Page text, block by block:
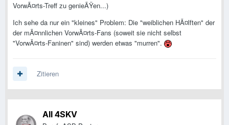
VorwÃ¤rts-Treff zu genieÃŸen...)
Ich sehe da nur ein "kleines" Problem: Die "weiblichen HÃ¤lften" der
der mÃ¤nnlichen VorwÃ¤rts-Fans (soweit sie nicht selbst
"VorwÃ¤rts-Faninen" sind) werden etwas "murren".
Zitieren
All 4SKV